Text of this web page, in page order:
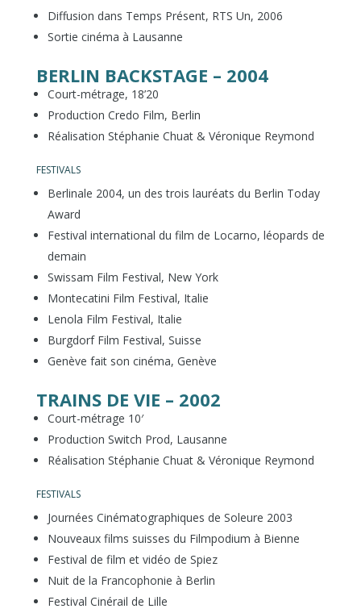
Diffusion dans Temps Présent, RTS Un, 2006
Sortie cinéma à Lausanne
BERLIN BACKSTAGE – 2004
Court-métrage, 18’20
Production Credo Film, Berlin
Réalisation Stéphanie Chuat & Véronique Reymond
FESTIVALS
Berlinale 2004, un des trois lauréats du Berlin Today
Award
Festival international du film de Locarno, léopards de
demain
Swissam Film Festival, New York
Montecatini Film Festival, Italie
Lenola Film Festival, Italie
Burgdorf Film Festival, Suisse
Genève fait son cinéma, Genève
TRAINS DE VIE – 2002
Court-métrage 10′
Production Switch Prod, Lausanne
Réalisation Stéphanie Chuat & Véronique Reymond
FESTIVALS
Journées Cinématographiques de Soleure 2003
Nouveaux films suisses du Filmpodium à Bienne
Festival de film et vidéo de Spiez
Nuit de la Francophonie à Berlin
Festival Cinérail de Lille